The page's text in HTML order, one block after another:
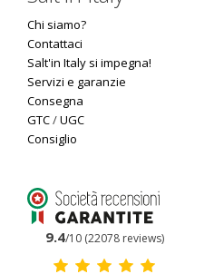
Chi siamo?
Contattaci
Salt'in Italy si impegna!
Servizi e garanzie
Consegna
GTC/UGC
Consiglio
9.4/10 (22078 reviews)